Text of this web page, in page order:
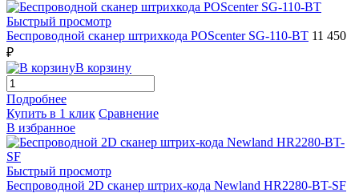
Быстрый просмотр
Беспроводной сканер штрихкода POScenter SG-110-BT 11 450
₽
В корзину
Подробнее
Купить в 1 клик Сравнение
В избранное
Быстрый просмотр
Беспроводной 2D сканер штрих-кода Newland HR2280-BT-SF